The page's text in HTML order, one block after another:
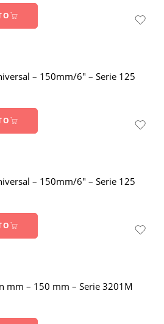
– 150mm/6″ – Serie 125
– 150mm/6″ – Serie 125
mm – 150 mm – Serie 3201M